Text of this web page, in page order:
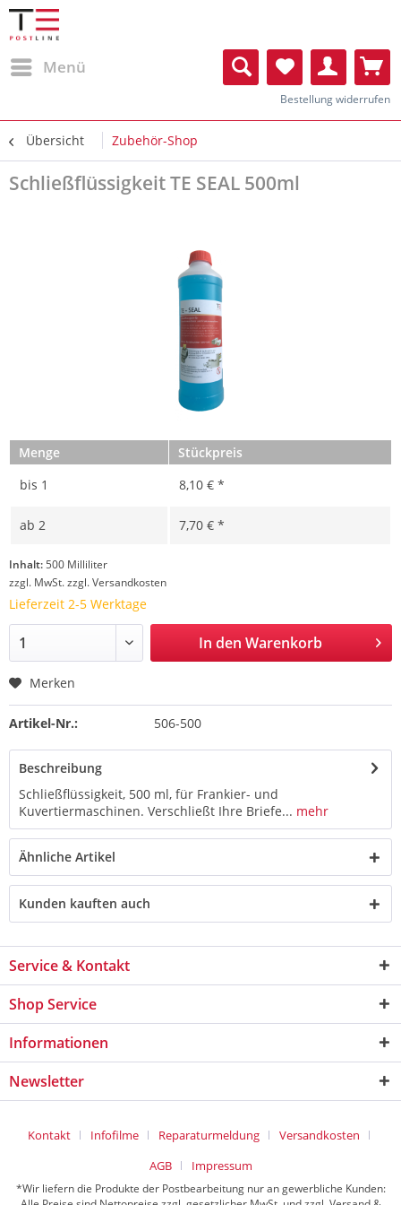
Menü
Bestellung widerrufen
Übersicht Zubehör-Shop
Schließflüssigkeit TE SEAL 500ml
Menge
Stückpreis
bis 1 8,10 € *
ab 2 7,70 € *
Inhalt:500 Milliliter
zzgl. MwSt.zzgl. Versandkosten
Lieferzeit 2-5 Werktage
In den Warenkorb
Merken
Artikel-Nr.: 506-500
Beschreibung
Schließflüssigkeit, 500 ml, für Frankier- und
Kuvertiermaschinen. Verschließt Ihre Briefe... mehr
Ähnliche Artikel
Kunden kauften auch
Service & Kontakt
Shop Service
Informationen
Newsletter
Kontakt Infofilme Reparaturmeldung
Versandkosten
AGB
Impressum
*Wir liefern die Produkte der Postbearbeitung nur an gewerbliche Kunden: